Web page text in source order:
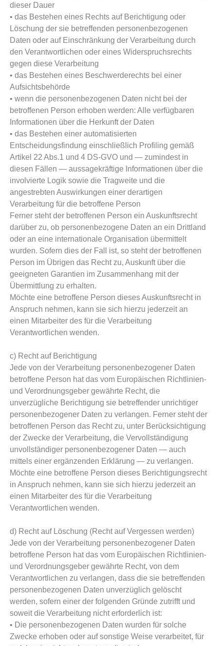
dieser Dauer
• das Bestehen eines Rechts auf Berichtigung oder
Löschung der sie betreffenden personenbezogenen
Daten oder auf Einschränkung der Verarbeitung durch
den Verantwortlichen oder eines Widerspruchsrechts
gegen diese Verarbeitung
• das Bestehen eines Beschwerderechts bei einer
Aufsichtsbehörde
• wenn die personenbezogenen Daten nicht bei der
betroffenen Person erhoben werden: Alle verfügbaren
Informationen über die Herkunft der Daten
• das Bestehen einer automatisierten
Entscheidungsfindung einschließlich Profiling gemäß
Artikel 22 Abs.1 und 4 DS-GVO und — zumindest in
diesen Fällen — aussagekräftige Informationen über die
involvierte Logik sowie die Tragweite und die
angestrebten Auswirkungen einer derartigen
Verarbeitung für die betroffene Person
Ferner steht der betroffenen Person ein Auskunftsrecht
darüber zu, ob personenbezogene Daten an ein Drittland
oder an eine internationale Organisation übermittelt
wurden. Sofern dies der Fall ist, so steht der betroffenen
Person im Übrigen das Recht zu, Auskunft über die
geeigneten Garantien im Zusammenhang mit der
Übermittlung zu erhalten.
Möchte eine betroffene Person dieses Auskunftsrecht in
Anspruch nehmen, kann sie sich hierzu jederzeit an
einen Mitarbeiter des für die Verarbeitung
Verantwortlichen wenden.
c) Recht auf Berichtigung
Jede von der Verarbeitung personenbezogener Daten
betroffene Person hat das vom Europäischen Richtlinien-
und Verordnungsgeber gewährte Recht, die
unverzügliche Berichtigung sie betreffender unrichtiger
personenbezogener Daten zu verlangen. Ferner steht der
betroffenen Person das Recht zu, unter Berücksichtigung
der Zwecke der Verarbeitung, die Vervollständigung
unvollständiger personenbezogener Daten — auch
mittels einer ergänzenden Erklärung — zu verlangen.
Möchte eine betroffene Person dieses Berichtigungsrecht
in Anspruch nehmen, kann sie sich hierzu jederzeit an
einen Mitarbeiter des für die Verarbeitung
Verantwortlichen wenden.
d) Recht auf Löschung (Recht auf Vergessen werden)
Jede von der Verarbeitung personenbezogener Daten
betroffene Person hat das vom Europäischen Richtlinien-
und Verordnungsgeber gewährte Recht, von dem
Verantwortlichen zu verlangen, dass die sie betreffenden
personenbezogenen Daten unverzüglich gelöscht
werden, sofern einer der folgenden Gründe zutrifft und
soweit die Verarbeitung nicht erforderlich ist:
• Die personenbezogenen Daten wurden für solche
Zwecke erhoben oder auf sonstige Weise verarbeitet, für